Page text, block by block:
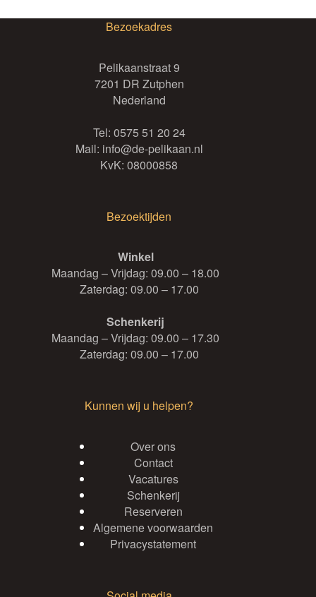
Bezoekadres
Pelikaanstraat 9
7201 DR Zutphen
Nederland
Tel: 0575 51 20 24
Mail: info@de-pelikaan.nl
KvK: 08000858
Bezoektijden
Winkel
Maandag – Vrijdag: 09.00 – 18.00
Zaterdag: 09.00 – 17.00
Schenkerij
Maandag – Vrijdag: 09.00 – 17.30
Zaterdag: 09.00 – 17.00
Kunnen wij u helpen?
Over ons
Contact
Vacatures
Schenkerij
Reserveren
Algemene voorwaarden
Privacystatement